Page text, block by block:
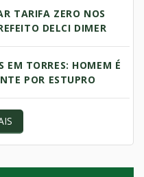
TARIFA ZERO NOS
DELCI DIMER
EM TORRES: HOMEM É
POR ESTUPRO